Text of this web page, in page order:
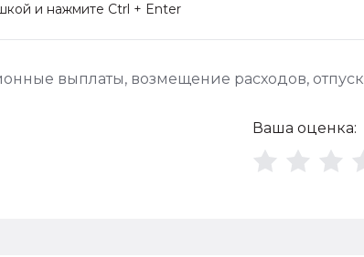
и нажмите Ctrl + Enter
выплаты, возмещение расходов, отпуск
Ваша оценка: